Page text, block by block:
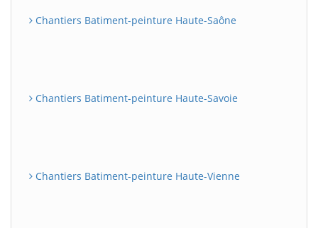
Chantiers Batiment-peinture Haute-Saône
Chantiers Batiment-peinture Haute-Savoie
Chantiers Batiment-peinture Haute-Vienne